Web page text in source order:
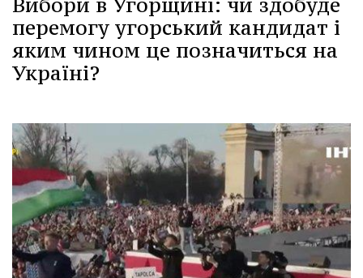
перемогу угорський кандидат і
яким чином це позначиться на
Україні?